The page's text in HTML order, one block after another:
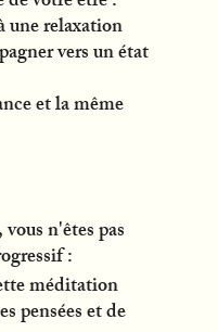
une relaxation
vers un état
et la même
n'êtes pas
:
méditation
pensées et de